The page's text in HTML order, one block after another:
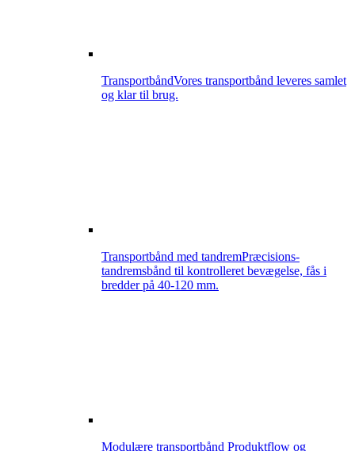
TransportbåndVores transportbånd leveres samlet
og klar til brug.
Transportbånd med tandremPræcisions-
tandremsbånd til kontrolleret bevægelse, fås i
bredder på 40-120 mm.
Modulære transportbånd Produktflow og